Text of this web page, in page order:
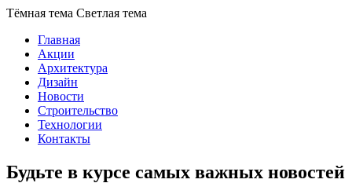
Тёмная тема Светлая тема
Главная
Акции
Архитектура
Дизайн
Новости
Строительство
Технологии
Контакты
Будьте в курсе самых важных новостей